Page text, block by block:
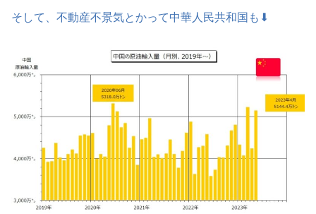
そして、不動産不景気とかって中華人民共和国も⬇